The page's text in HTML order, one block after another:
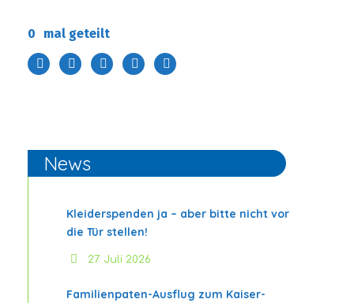
0 mal geteilt
News
Kleiderspenden ja – aber bitte nicht vor
die Tür stellen!
27. Juli 2026
Familienpaten-Ausflug zum Kaiser-